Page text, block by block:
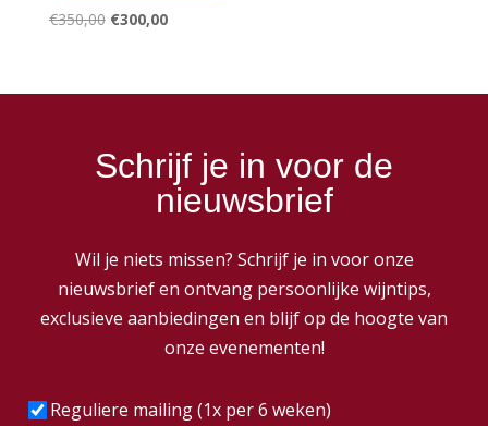
€350,00 Oorspronkelijke
€350,00.
€300,00Huidige
€300,00.
Schrijf je in voor de
nieuwsbrief
Wil je niets missen? Schrijf je in voor onze
nieuwsbrief en ontvang persoonlijke wijntips,
exclusieve aanbiedingen en blijf op de hoogte van
onze evenementen!
Frequentie(Vereist)
Reguliere mailing (1x per 6 weken)